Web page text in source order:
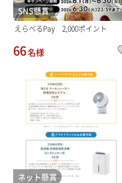
SNS懸賞
えらべるPay 2,000ポイント
66名様
ネット懸賞